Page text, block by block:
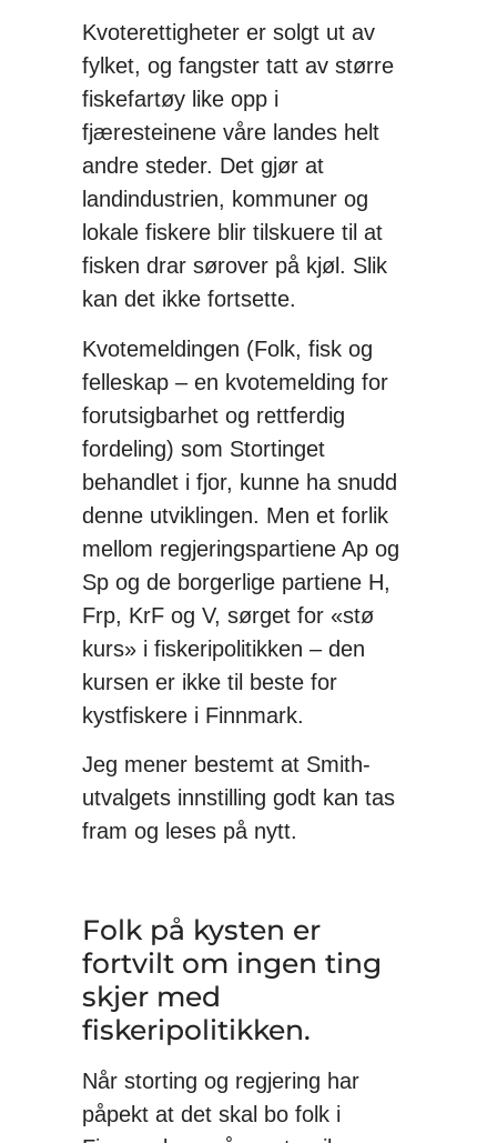
Kvoterettigheter er solgt ut av
fylket, og fangster tatt av større
fiskefartøy like opp i
fjæresteinene våre landes helt
andre steder. Det gjør at
landindustrien, kommuner og
lokale fiskere blir tilskuere til at
fisken drar sørover på kjøl. Slik
kan det ikke fortsette.
Kvotemeldingen (Folk, fisk og
felleskap – en kvotemelding for
forutsigbarhet og rettferdig
fordeling) som Stortinget
behandlet i fjor, kunne ha snudd
denne utviklingen. Men et forlik
mellom regjeringspartiene Ap og
Sp og de borgerlige partiene H,
Frp, KrF og V, sørget for «stø
kurs» i fiskeripolitikken – den
kursen er ikke til beste for
kystfiskere i Finnmark.
Jeg mener bestemt at Smith-
utvalgets innstilling godt kan tas
fram og leses på nytt.
Folk på kysten er
fortvilt om ingen ting
skjer med
fiskeripolitikken.
Når storting og regjering har
påpekt at det skal bo folk i